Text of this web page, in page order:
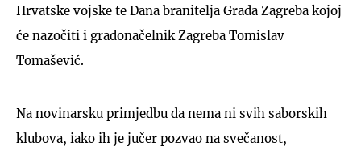
Hrvatske vojske te Dana branitelja Grada Zagreba kojoj
će nazočiti i gradonačelnik Zagreba Tomislav
Tomašević.
Na novinarsku primjedbu da nema ni svih saborskih
klubova, iako ih je jučer pozvao na svečanost,